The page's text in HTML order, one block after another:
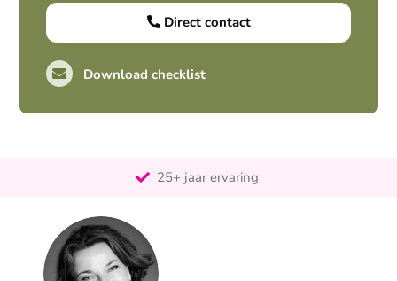
Direct contact
Download checklist
25+ jaar ervaring